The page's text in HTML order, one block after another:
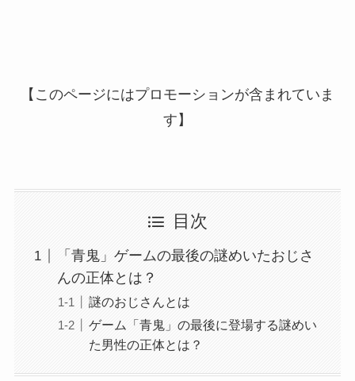
【このページにはプロモーションが含まれていま
す】
目次
「青鬼」ゲームの最後の謎めいたおじさ
んの正体とは？
謎のおじさんとは
ゲーム「青鬼」の最後に登場する謎めい
た男性の正体とは？